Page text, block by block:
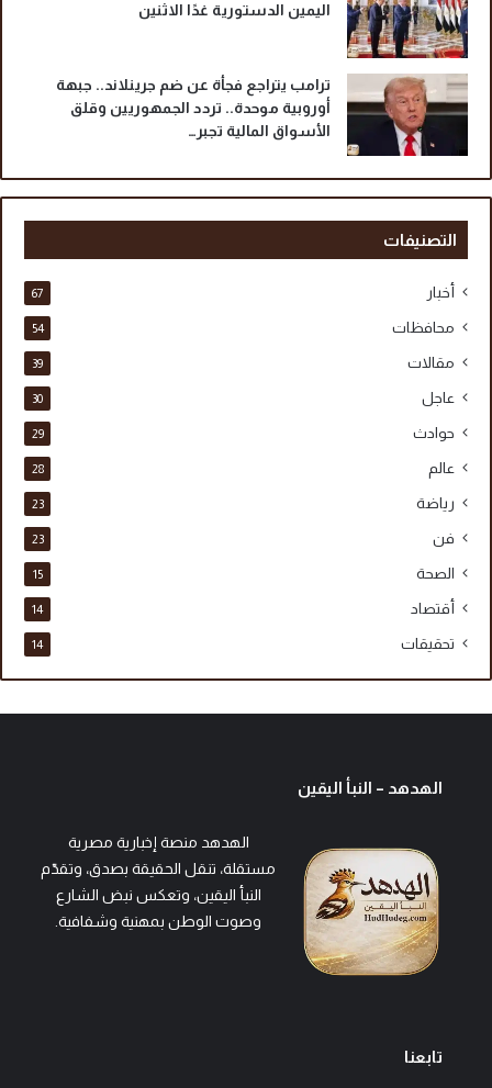
اليمين الدستورية غدًا الاثنين
ترامب يتراجع فجأة عن ضم جرينلاند.. جبهة
أوروبية موحدة.. تردد الجمهوريين وقلق
الأسواق المالية تجبر…
التصنيفات
أخبار 67
محافظات 54
مقالات 39
عاجل 30
حوادث 29
عالم 28
رياضة 23
فن 23
الصحة 15
أقتصاد 14
تحقيقات 14
الهدهد – النبأ اليقين
الهدهد منصة إخبارية مصرية
مستقلة، تنقل الحقيقة بصدق، وتقدّم
النبأ اليقين، وتعكس نبض الشارع
وصوت الوطن بمهنية وشفافية.
تابعنا